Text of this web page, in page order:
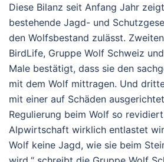
Diese Bilanz seit Anfang Jahr
bestehende Jagd- und
den Wolfsbestand zulässt.
BirdLife, Gruppe Wolf Schweiz
Male bestätigt, dass sie den
mit dem Wolf mittragen. Und
mit einer auf Schäden
Regulierung beim Wolf so
Alpwirtschaft wirklich entlastet
Wolf keine Jagd, wie sie beim